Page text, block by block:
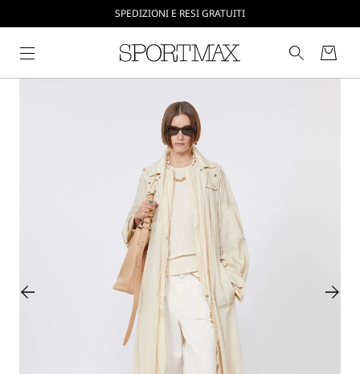
CREA IL TUO ACCOUNT SU SPORTMAX.COM
SPEDIZIONI E RESI GRATUITI